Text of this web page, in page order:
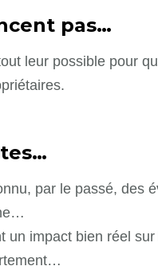
pas…
leur possible pour
par le passé, des
un impact bien réel